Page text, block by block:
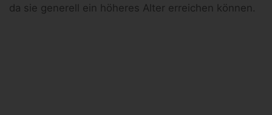
da sie generell ein höheres Alter erreichen können.